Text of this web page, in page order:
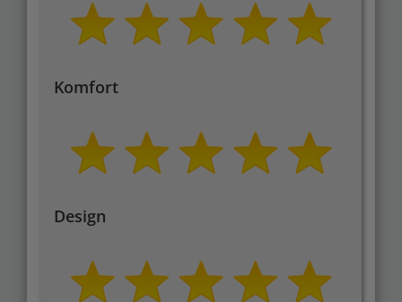
Komfort
Design